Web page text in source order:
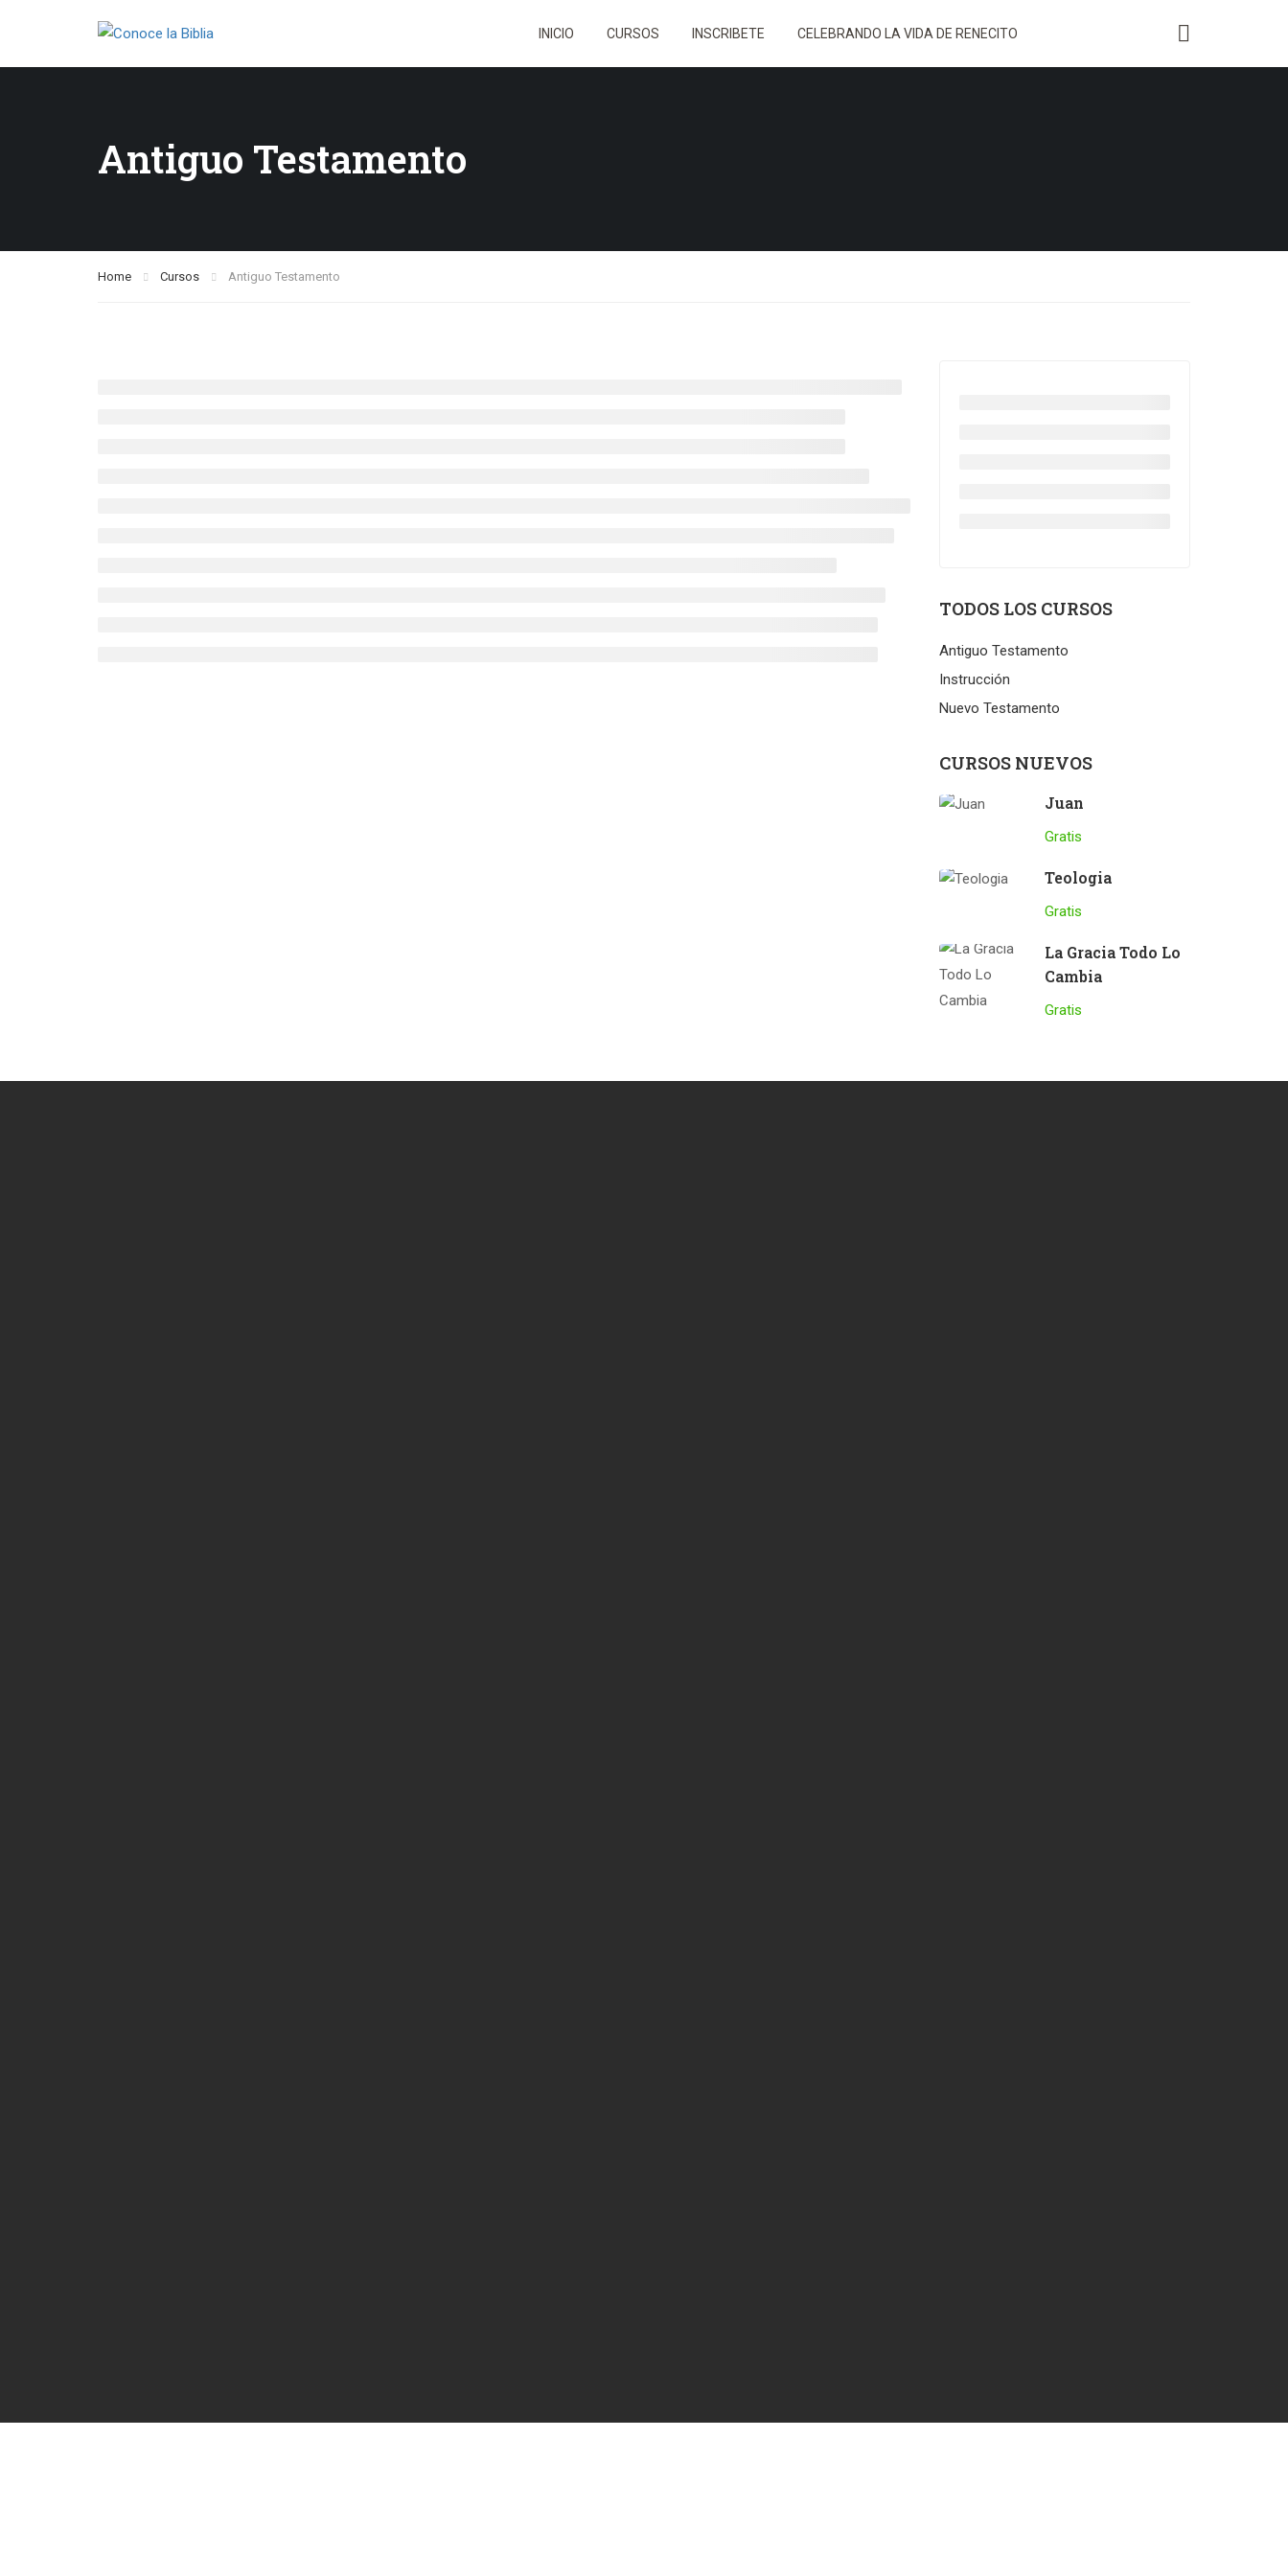
INICIO CURSOS INSCRIBETE CELEBRANDO LA VIDA DE RENECITO
Antiguo Testamento
Home Cursos Antiguo Testamento
TODOS LOS CURSOS
Antiguo Testamento
Instrucción
Nuevo Testamento
CURSOS NUEVOS
Juan
Gratis
Teologia
Gratis
La Gracia Todo Lo
Cambia
Gratis